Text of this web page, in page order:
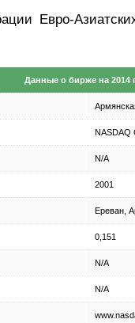
Евро-
Данные о бирже на 2014
NASDAQ
N/A
2001
Ереван,
0,151
N/A
N/A